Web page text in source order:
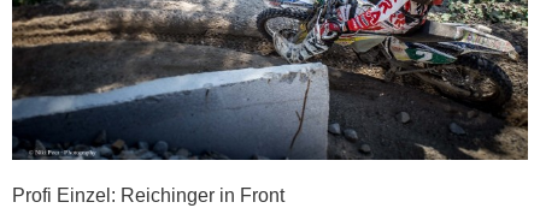
Profi Einzel: Reichinger in Front